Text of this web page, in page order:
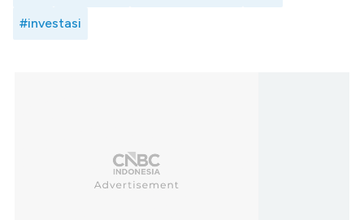
#investasi